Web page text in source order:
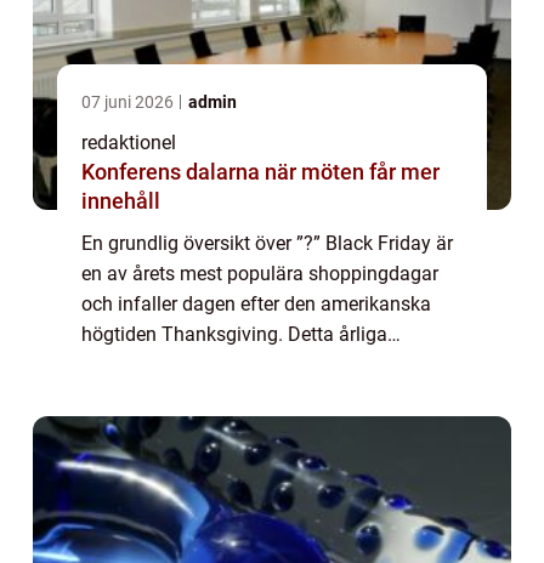
07 juni 2026 admin
redaktionel
Konferens dalarna när möten får mer
innehåll
En grundlig översikt över ”?” Black Friday är
en av årets mest populära shoppingdagar
och infaller dagen efter den amerikanska
högtiden Thanksgiving. Detta årliga